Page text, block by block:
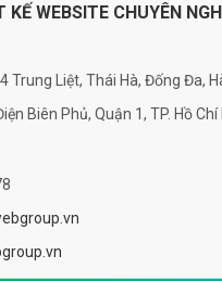
KẾ WEBSITE CHUYÊN
Trung Liệt, Thái Hà, Đống Đa,
Biên Phủ, Quận 1, TP. Hồ Chí